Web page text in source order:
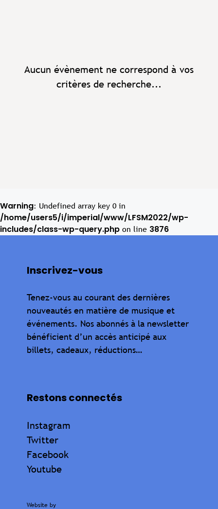
Aucun évènement ne correspond à vos
critères de recherche...
Warning: Undefined array key 0 in
/home/users5/i/imperial/www/LFSM2022/wp-
includes/class-wp-query.php on line 3876
Inscrivez-vous
Tenez-vous au courant des dernières
nouveautés en matière de musique et
événements. Nos abonnés à la newsletter
bénéficient d’un accès anticipé aux
billets, cadeaux, réductions…
Restons connectés
Instagram
Twitter
Facebook
Youtube
Website by